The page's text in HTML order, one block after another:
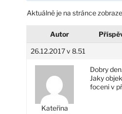
Aktuálně je na stránce
Autor
26.12.2017 v 8.51
Kateřina
Dobry den.
Jaky
foceni v